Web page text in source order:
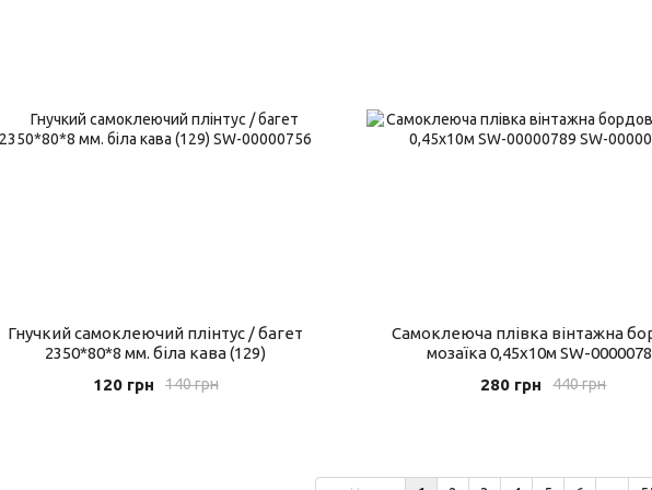
Гнучкий самоклеючий плінтус / багет
2350*80*8 мм. біла кава (129)
140 грн
120 грн
Самоклеюча плівка вінтажна
мозаїка 0,45х10м SW-
440 грн
280 грн